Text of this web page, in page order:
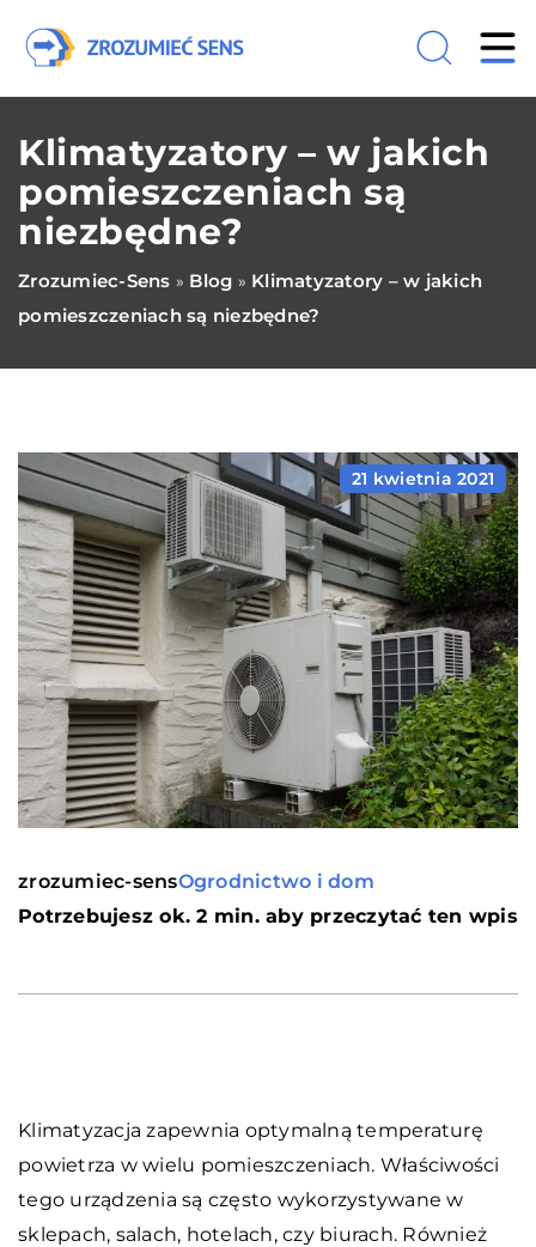
Klimatyzatory – w jakich
pomieszczeniach są
niezbędne?
Zrozumiec-Sens » Blog » Klimatyzatory – w jakich
pomieszczeniach są niezbędne?
21 kwietnia 2021
zrozumiec-sensOgrodnictwo i dom
Potrzebujesz ok. 2 min. aby przeczytać ten wpis
Klimatyzacja zapewnia optymalną temperaturę
powietrza w wielu pomieszczeniach. Właściwości
tego urządzenia są często wykorzystywane w
sklepach, salach, hotelach, czy biurach. Również